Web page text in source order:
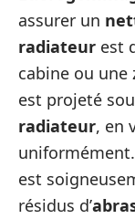
assurer un
radiateur est
cabine ou une
est projeté
radiateur, en
est
résidus d’